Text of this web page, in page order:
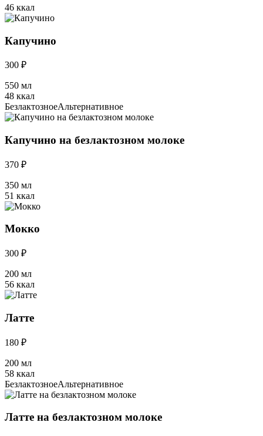
46 ккал
Капучино
300 ₽
550 мл
48 ккал
БезлактозноеАльтернативное
Капучино на безлактозном молоке
370 ₽
350 мл
51 ккал
Мокко
300 ₽
200 мл
56 ккал
Латте
180 ₽
200 мл
58 ккал
БезлактозноеАльтернативное
Латте на безлактозном молоке